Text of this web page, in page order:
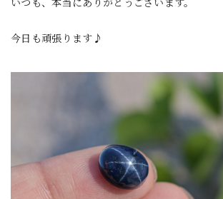
今日も頑張ります♪